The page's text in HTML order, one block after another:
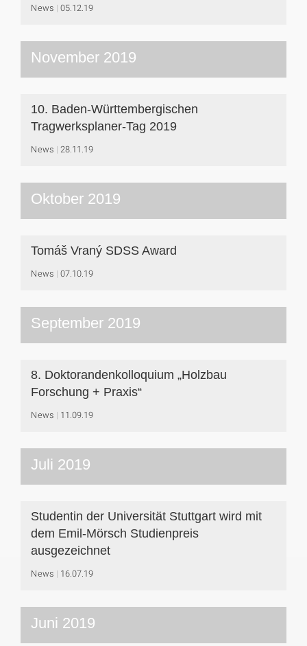
News 05.12.19
November 2019
10. Baden-Württembergischen
Tragwerksplaner-Tag 2019
News 28.11.19
Oktober 2019
Tomáš Vraný SDSS Award
News 07.10.19
September 2019
8. Doktorandenkolloquium „Holzbau
Forschung + Praxis“
News 11.09.19
Juli 2019
Studentin der Universität Stuttgart wird mit
dem Emil-Mörsch Studienpreis
ausgezeichnet
News 16.07.19
Juni 2019